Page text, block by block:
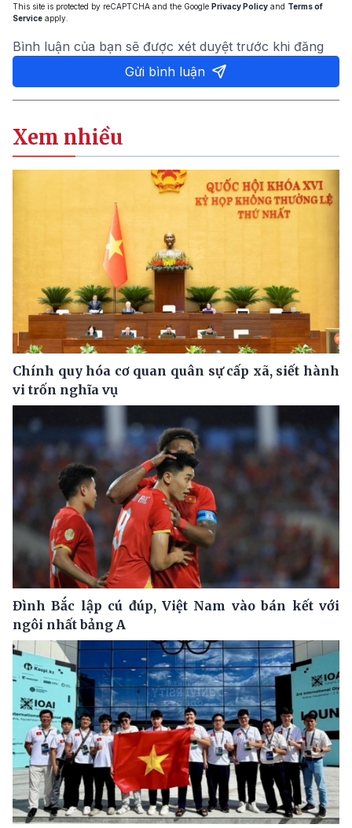
This site is protected by reCAPTCHA and the Google Privacy Policy and Terms of
Service apply.
Bình luận của bạn sẽ được xét duyệt trước khi đăng
Gửi bình luận
Xem nhiều
Chính quy hóa cơ quan quân sự cấp xã, siết hành
vi trốn nghĩa vụ
Đình Bắc lập cú đúp, Việt Nam vào bán kết với
ngôi nhất bảng A